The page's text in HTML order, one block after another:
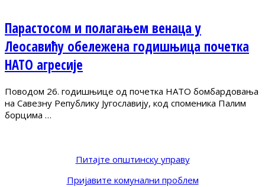
Парастосом и полагањем венаца у
Леосавићу обележена годишњица почетка
НАТО агресије
Поводом 26. годишњице од почетка НАТО бомбардовања
на Савезну Републику Југославију, код споменика Палим
борцима …
Питајте општинску управу
Пријавите комунални проблем